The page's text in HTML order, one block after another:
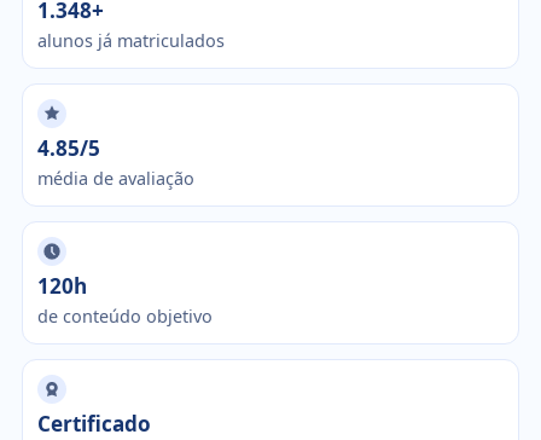
1.348+
alunos já matriculados
4.85/5
média de avaliação
120h
de conteúdo objetivo
Certificado